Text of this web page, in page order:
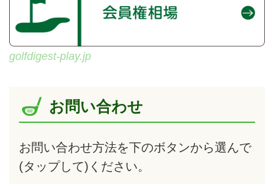
golfdigest-play.jp
お問い合わせ
お問い合わせ方法を下のボタンから選んで
(タップして) ください。